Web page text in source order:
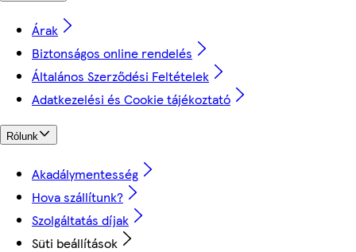
Árak
Biztonságos online rendelés
Általános Szerződési Feltételek
Adatkezelési és Cookie tájékoztató
Rólunk
Akadálymentesség
Hova szállítunk?
Szolgáltatás díjak
Süti beállítások